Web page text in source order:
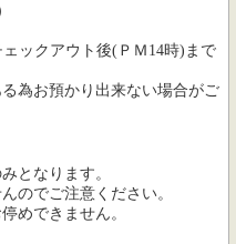
ックアウト後(ＰＭ14時)まで
為お預かり出来ない場合がご
となります。
のでご注意ください。
めできません。